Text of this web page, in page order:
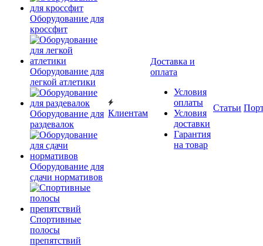
Оборудование для
кроссфит
Оборудование для
легкой атлетики
Оборудование для
раздевалок
Оборудование для
сдачи нормативов
Спортивные
полосы
препятствий
Клиентам
Доставка и
оплата
Условия
оплаты
Условия
доставки
Гарантия
на товар
Статьи